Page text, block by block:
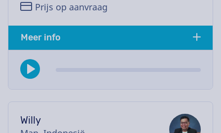
Prijs op aanvraag
Meer info
Willy